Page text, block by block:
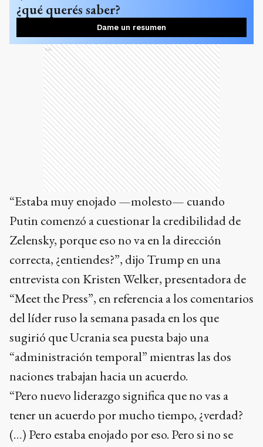
¿qué querés saber?
Dame un resumen
Ads
“Estaba muy enojado —molesto— cuando
Putin comenzó a cuestionar la credibilidad de
Zelensky, porque eso no va en la dirección
correcta, ¿entiendes?”, dijo Trump en una
entrevista con Kristen Welker, presentadora de
“Meet the Press”, en referencia a los comentarios
del líder ruso la semana pasada en los que
sugirió que Ucrania sea puesta bajo una
“administración temporal” mientras las dos
naciones trabajan hacia un acuerdo.
“Pero nuevo liderazgo significa que no vas a
tener un acuerdo por mucho tiempo, ¿verdad?
(…) Pero estaba enojado por eso. Pero si no se